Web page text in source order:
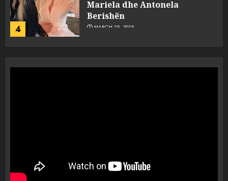
5
dëshmia e Nuredin Dumanit
flet për PERSONAT që e
plagosën!
procedim penal për Koço
Kokëdhimën (VIDEO)